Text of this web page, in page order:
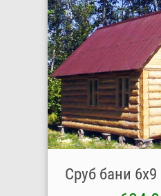
Сруб бани